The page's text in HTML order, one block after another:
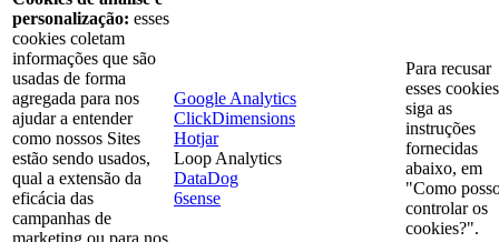
personalização: esses
cookies coletam
informações que são
usadas de forma
agregada para nos
ajudar a entender
como nossos Sites
estão sendo usados,
qual a extensão da
eficácia das
campanhas de
Google Analytics
ClickDimensions
Hotjar
Loop Analytics
DataDog
6sense
Para recusar
esses
siga as
instruções
fornecidas
abaixo, em
"Como
controlar os
cookies?".